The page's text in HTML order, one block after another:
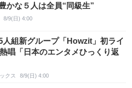
かな５人は全員“同級生”
8/9(日) 4:00
人組新グループ「Howzit」初ライ
唱「日本のエンタメひっくり返
クス 8/9(日) 4:00